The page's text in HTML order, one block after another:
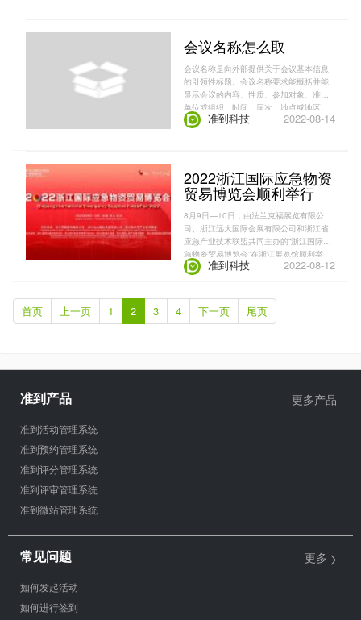
会议名称怎么取
会议名称是向外部提供关于会议基本信息
的引领性标题。会议名称要求能概括并能
显示会议的内容、性质、参加对象、准版
单位或组织、时间、届次、地点或地区、
范围、规模等。会议名称既可用于会前
会议代表产生凝聚力和庄重感。俗话说，
名不正则言不顺。正式会议必须有一个恰
当而确切的名称。
准到科技 2022-08-14
2022浙江国际应急物资
贸易博览会顺利举行
8月9日—10日，由法兰克福展览有限公
司、浙江远大国际会展有限公司和浙江省
应急产业技术联盟共同主办的“浙江国际应
急物资贸易博览会”在浙江展览馆顺利举
行。
准到科技 2022-08-12
首页 上一页 1 2 3 4 下一页 尾页
准到产品
准到活动管理系统
准到预约管理系统
准到评分管理系统
准到评审管理系统
准到微站管理系统
更多产品
常见问题
如何发起活动
如何进行签到
更多 >